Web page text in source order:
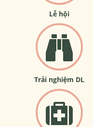
Lễ hội
Trải nghiệm DL